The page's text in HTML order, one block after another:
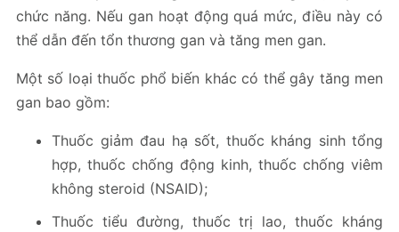
chức năng. Nếu gan hoạt động quá mức, điều này có
thể dẫn đến tổn thương gan và tăng men gan.
Một số loại thuốc phổ biến khác có thể gây tăng men
gan bao gồm:
Thuốc giảm đau hạ sốt, thuốc kháng sinh tổng
hợp, thuốc chống động kinh, thuốc chống viêm
không steroid (NSAID);
Thuốc tiểu đường, thuốc trị lao, thuốc kháng